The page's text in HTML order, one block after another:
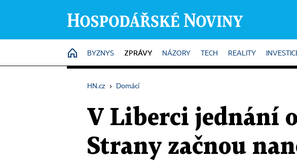
HOME
BYZNYS ZPRÁVY NÁZORY TECH REALITY
HN.cz › Domácí
V Liberci jednání
Strany začnou